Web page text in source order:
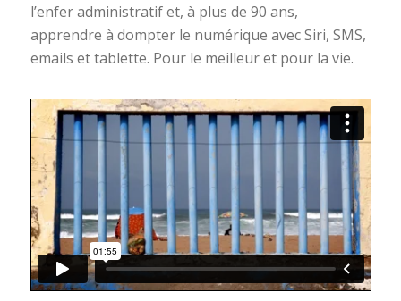
l’enfer administratif et, à plus de 90 ans,
apprendre à dompter le numérique avec Siri, SMS,
emails et tablette. Pour le meilleur et pour la vie.